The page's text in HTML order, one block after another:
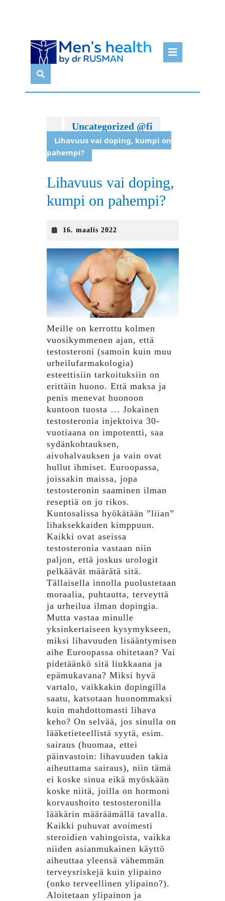
Skip
content
Uncategorized @fi
Lihavuus vai doping, kumpi on
pahempi?
Lihavuus vai doping,
kumpi on pahempi?
16. maalis 202216.
2022
Meille on kerrottu kolmen
vuosikymmenen ajan, että
testosteroni (samoin kuin muu
urheilufarmakologia)
esteettisiin tarkoituksiin on
erittäin huono. Että maksa ja
penis menevat huonoon
kuntoon tuosta … Jokainen
testosteronia injektoiva 30-
vuotiaana on impotentti, saa
sydänkohtauksen,
aivohalvauksen ja vain ovat
hullut ​​ihmiset. Euroopassa,
joissakin maissa, jopa
testosteronin saaminen ilman
reseptiä on jo rikos.
Kuntosalissa hyökätään ”liian”
lihaksekkaiden kimppuun.
Kaikki ovat aseissa
testosteronia vastaan ​​niin
paljon, että joskus urologit
pelkäävät määrätä sitä.
Tällaisella innolla puolustetaan
moraalia, puhtautta, terveyttä
ja urheilua ilman dopingia.
Mutta vastaa minulle
yksinkertaiseen kysymykseen,
miksi lihavuuden lisääntymisen
aihe Euroopassa ohitetaan? Vai
pidetäänkö sitä liukkaana ja
epämukavana? Miksi hyvä
vartalo, vaikkakin dopingilla
saatu, katsotaan huonommaksi
kuin mahdottomasti lihava
keho? On selvää, jos sinulla on
lääketieteellistä syytä, esim.
sairaus (huomaa, ettei
päinvastoin: lihavuuden takia
aiheuttama sairaus), niin tämä
ei koske sinua eikä myöskään
koske niitä, joilla on hormoni
korvaushoito testosteronilla
lääkärin määräämällä tavalla.
Kaikki puhuvat avoimesti
steroidien vahingoista, vaikka
niiden asianmukainen käyttö
aiheuttaa yleensä vähemmän
terveysriskejä kuin ylipaino
(onko terveellinen ylipaino?).
Aloitetaan ylipainon ja